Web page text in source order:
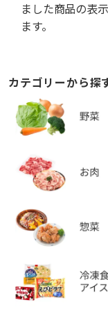
ました商品の表
ます。
カテゴリーから探